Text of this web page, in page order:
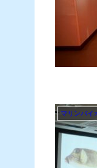
マリンバイ